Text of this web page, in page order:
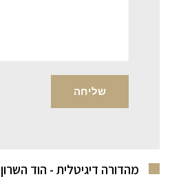
מהדורה דיגיטלית - הוד השרון